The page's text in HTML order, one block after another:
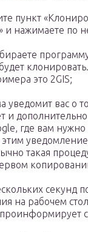
пункт
и нажимаете по
это 2GIS;
уведомит вас о
и
где вам нужно
этим
такая
секунд
на рабочем